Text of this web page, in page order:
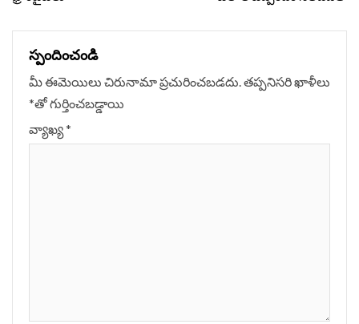
స్పందించండి
మీ ఈమెయిలు చిరునామా ప్రచురించబడదు. తప్పనిసరి ఖాళీలు
*‌తో గుర్తించబడ్డాయి
వ్యాఖ్య*